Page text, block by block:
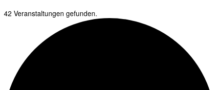
42 Veranstaltungen gefunden.